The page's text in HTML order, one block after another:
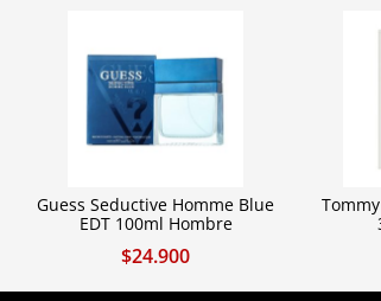
Guess Seductive Homme Blue
EDT 100ml Hombre
$24.900